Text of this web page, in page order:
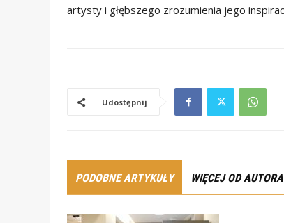
artysty i głębszego zrozumienia jego
Udostępnij
PODOBNE ARTYKUŁY WIĘCEJ OD AUTORA